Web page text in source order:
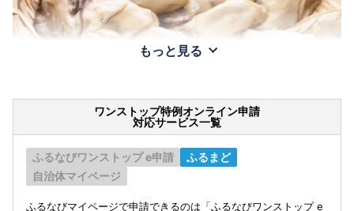
もっと見る
ワンストップ特例オンライン申請
対応サービス一覧
ふるなびワンストップ e申請
ふるまど
自治体マイページ
ふるなびマイページで申請できるのは「ふるなびワンストップ e